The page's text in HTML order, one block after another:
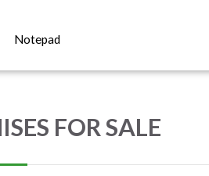
Notepad
FOR SALE